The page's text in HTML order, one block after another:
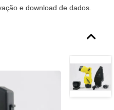
e download de dados.